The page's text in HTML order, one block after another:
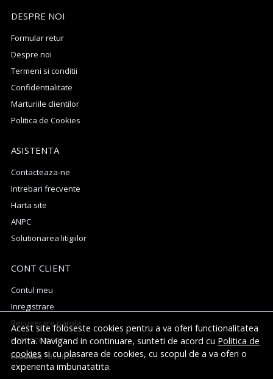
Acest site foloseste cookies pentru a va oferi functionalitatea
dorita. Navigand in continuare, sunteti de acord cu Politica de
cookiessi cu plasarea de cookies, cu scopul de a va oferi o
experienta imbunatatita.
DESPRE NOI
Formular retur
Despre noi
Termeni si conditii
Confidentialitate
Marturiile clientilor
Politica de Cookies
ASISTENTA
Contacteaza-ne
Intrebari frecvente
Harta site
ANPC
Solutionarea litigiilor
CONT CLIENT
Contul meu
Inregistrare
Recuperare parola
Istoric comenzi
Produse favorite